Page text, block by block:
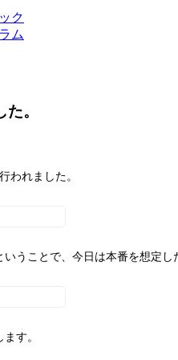
ク
ム
。
われました。
うことで、今日は本番を想定し
す。